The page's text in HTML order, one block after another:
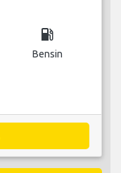
local_gas_station
Bensin